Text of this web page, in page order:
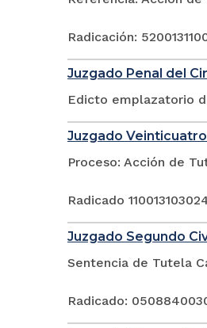
Radicación:
Juzgado Penal del
Edicto emplazatorio
Juzgado
Proceso: Acción de
Radicado
Juzgado Segundo
Sentencia de Tutela
Radicado: